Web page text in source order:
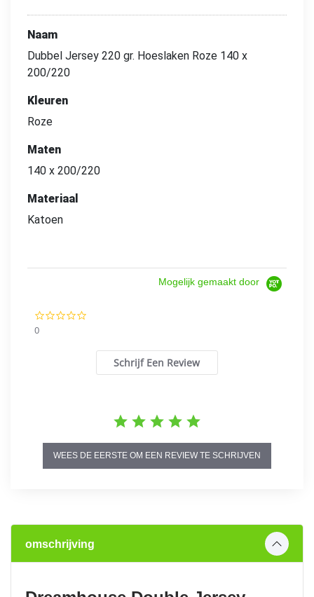
Naam
Dubbel Jersey 220 gr. Hoeslaken Roze 140 x
200/220
Kleuren
Roze
Maten
140 x 200/220
Materiaal
Katoen
Mogelijk gemaakt door
0
Schrijf Een Review
WEES DE EERSTE OM EEN REVIEW TE SCHRIJVEN
omschrijving